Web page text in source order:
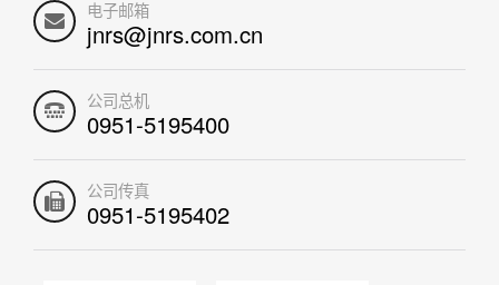
电子邮箱
jnrs@jnrs.com.cn
公司总机
0951-5195400
公司传真
0951-5195402